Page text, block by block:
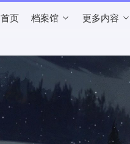
首页 档案馆 更多内容